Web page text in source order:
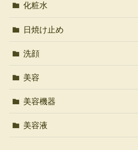
化粧水
日焼け止め
洗顔
美容
美容機器
美容液